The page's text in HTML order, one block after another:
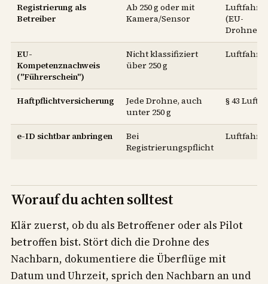
Registrierung als
Betreiber
Ab 250 g oder mit
Kamera/Sensor
Luftfahrt-
(EU-
EU-
Kompetenznachweis
("Führerschein")
Nicht klassifiziert
über 250 g
Luftfahrt-
Haftpflichtversicherung
Jede Drohne, auch
unter 250 g
§ 43
e-ID sichtbar anbringen
Bei
Registrierungspflicht
Luftfahrt-
Worauf du achten solltest
Klär zuerst, ob du als Betroffener oder als Pilot
betroffen bist. Stört dich die Drohne des
Nachbarn, dokumentiere die Überflüge mit
Datum und Uhrzeit, sprich den Nachbarn an und